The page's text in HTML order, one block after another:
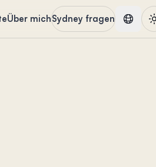
Über michSydney fragen